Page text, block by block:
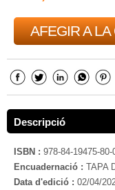
AFEGIR A
Descripció
ISBN : 978-84-19475-80-
Encuadernació : TAPA
Data d'edició : 02/04/